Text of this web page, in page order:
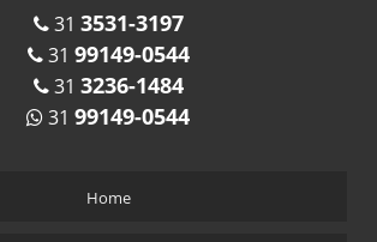
31 3531-3197
31 99149-0544
31 3236-1484
31 99149-0544
Home